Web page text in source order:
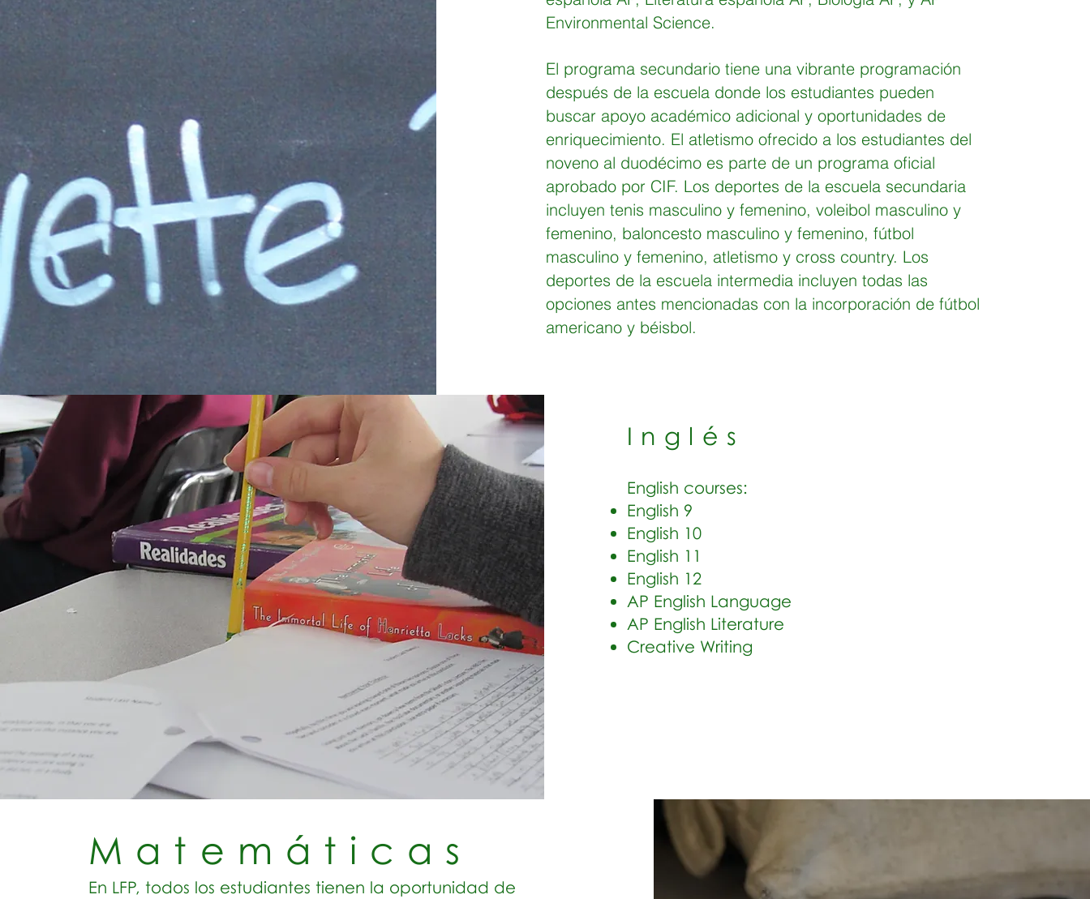
Environmental Science.
El programa secundario tiene una vibrante programación
después de la escuela donde los estudiantes pueden
buscar apoyo académico adicional y oportunidades de
enriquecimiento. El atletismo ofrecido a los estudiantes del
noveno al duodécimo es parte de un programa oficial
aprobado por CIF. Los deportes de la escuela secundaria
incluyen tenis masculino y femenino, voleibol masculino y
femenino, baloncesto masculino y femenino, fútbol
masculino y femenino, atletismo y cross country. Los
deportes de la escuela intermedia incluyen todas las
opciones antes mencionadas con la incorporación de fútbol
americano y béisbol.
Inglés
English courses:
English 9
English 10
English 11
English 12
AP English Language
AP English Literature
Creative Writing
Matemáticas
En LFP, todos los estudiantes tienen la oportunidad de